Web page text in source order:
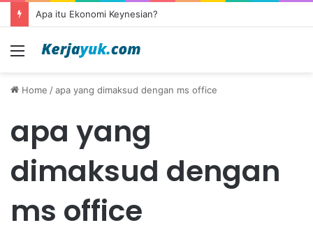
Apa itu Ekonomi Keynesian?
Menu
Home /apa yang dimaksud dengan ms office
apa yang
dimaksud dengan
ms office